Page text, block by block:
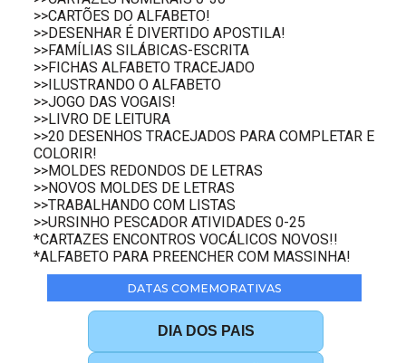
>>CARTÕES DO ALFABETO!
>>DESENHAR É DIVERTIDO APOSTILA!
>>FAMÍLIAS SILÁBICAS-ESCRITA
>>FICHAS ALFABETO TRACEJADO
>>ILUSTRANDO O ALFABETO
>>JOGO DAS VOGAIS!
>>LIVRO DE LEITURA
>>20 DESENHOS TRACEJADOS PARA COMPLETAR E
COLORIR!
>>MOLDES REDONDOS DE LETRAS
>>NOVOS MOLDES DE LETRAS
>>TRABALHANDO COM LISTAS
>>URSINHO PESCADOR ATIVIDADES 0-25
*CARTAZES ENCONTROS VOCÁLICOS NOVOS!!
*ALFABETO PARA PREENCHER COM MASSINHA!
DATAS COMEMORATIVAS
DIA DOS PAIS